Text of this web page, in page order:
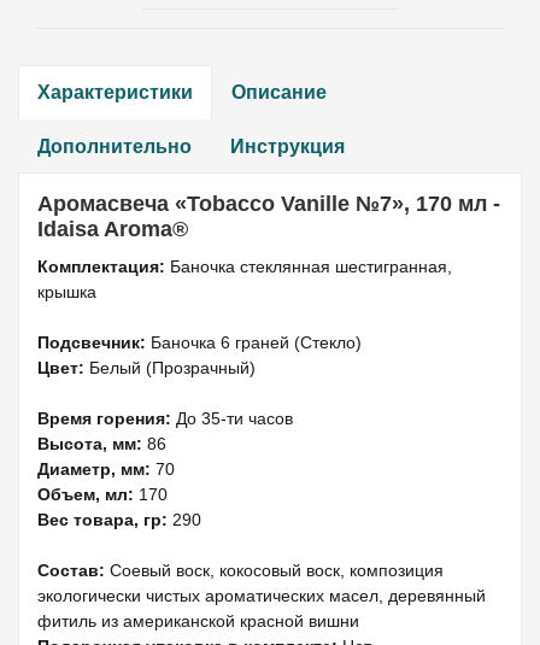
Характеристики Описание
Дополнительно Инструкция
Аромасвеча «Tobacco Vanille №7», 170 мл -
Idaisa Aroma®
Комплектация: Баночка стеклянная шестигранная,
крышка
Подсвечник: Баночка 6 граней (Стекло)
Цвет: Белый (Прозрачный)
Время горения: До 35-ти часов
Высота, мм: 86
Диаметр, мм: 70
Объем, мл: 170
Вес товара, гр: 290
Состав: Соевый воск, кокосовый воск, композиция
экологически чистых ароматических масел, деревянный
фитиль из американской красной вишни